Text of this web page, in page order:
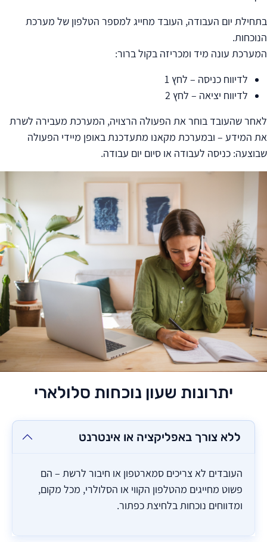
בתחילת יום העבודה, העובד מחייג למספר הטלפון של מערכת
הנוכחות.
המערכת עונה מיד ומכריזה בקול ברור:
לדיווח כניסה – לחץ 1
לדיווח יציאה – לחץ 2
לאחר שהעובד בוחר את הפעולה הרצויה, המערכת מעבירה לשרת
את המידע – ובמערכת מקאנו מתעדכנת באופן מיידי הפעולה
שבוצעה: כניסה לעבודה או סיום יום עבודה.
יתרונות שעון נוכחות סלולארי
ללא צורך באפליקציה או אינטרנט
העובדים לא צריכים סמארטפון או חיבור לרשת – הם
פשוט מחייגים מהטלפון הקווי או הסלולרי, מכל מקום,
ומדווחים נוכחות בלחיצת כפתור.